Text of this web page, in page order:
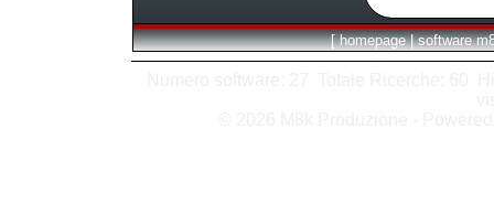
[ homepage | software